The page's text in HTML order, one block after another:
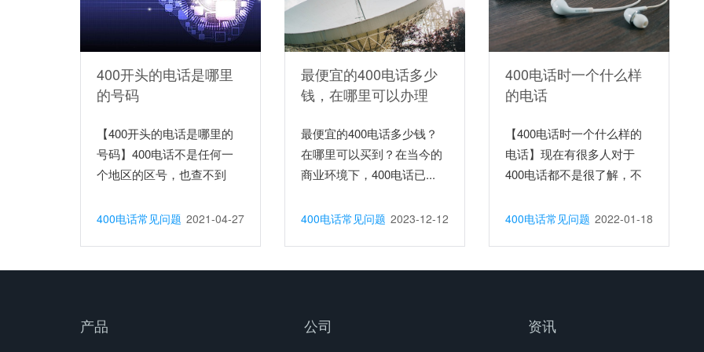
400开头的电话是哪里
的号码
【400开头的电话是哪里的
号码】400电话不是任何一
个地区的区号，也查不到
400电话常见问题 2021-04-27
最便宜的400电话多少
钱，在哪里可以办理
最便宜的400电话多少钱？
在哪里可以买到？在当今的
商业环境下，400电话已...
400电话常见问题 2023-12-12
400电话时一个什么样
的电话
【400电话时一个什么样的
电话】现在有很多人对于
400电话都不是很了解，不
400电话常见问题 2022-01-18
产品 公司 资讯